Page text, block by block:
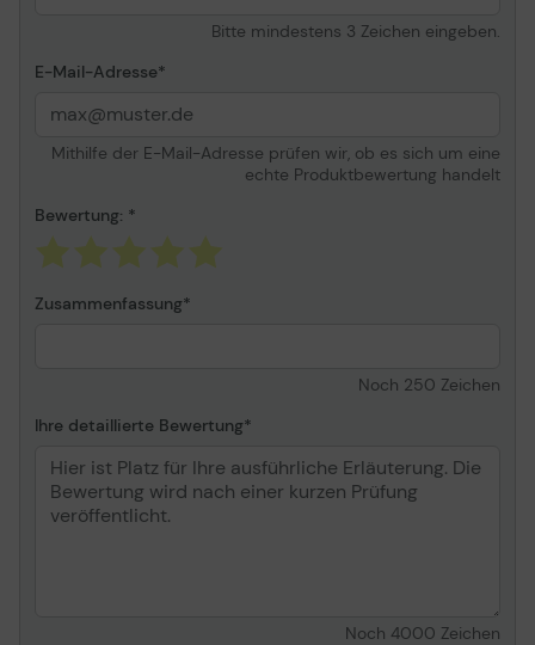
Bitte mindestens 3 Zeichen eingeben.
E-Mail-Adresse
Mithilfe der E-Mail-Adresse prüfen wir, ob es sich um eine
echte Produktbewertung handelt
Bewertung:
Zusammenfassung
Noch 250 Zeichen
Ihre detaillierte Bewertung
Noch 4000 Zeichen